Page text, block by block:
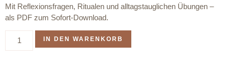
Mit Reflexionsfragen, Ritualen und alltagstauglichen Übungen –
als PDF zum Sofort-Download.
IN DEN WARENKORB